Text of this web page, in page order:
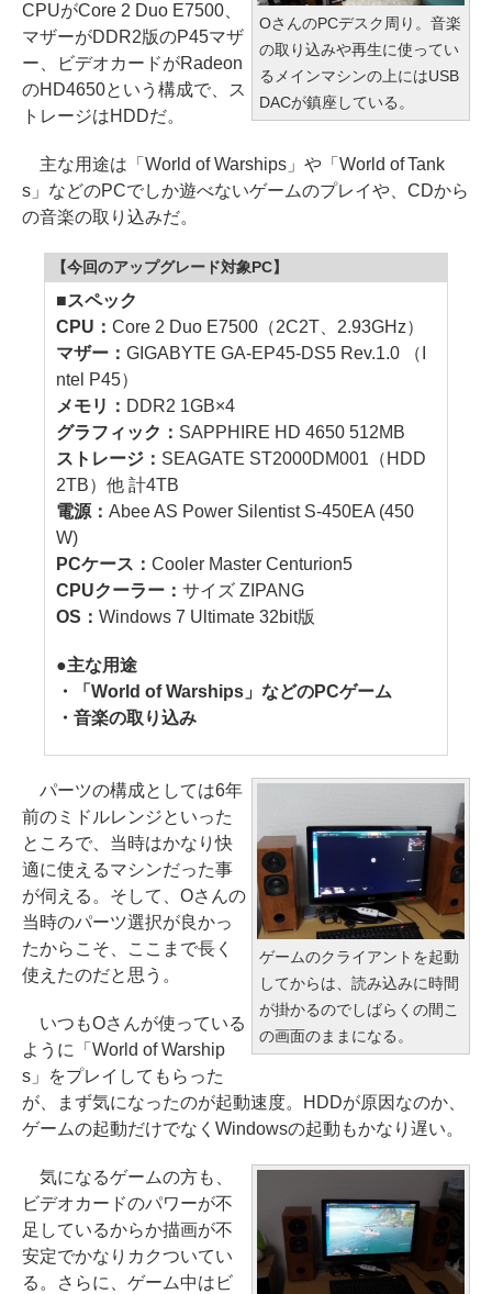
OさんのPCデスク周り。音楽
の取り込みや再生に使ってい
るメインマシンの上にはUSB
DACが鎮座している。
CPUがCore 2 Duo E7500、
マザーがDDR2版のP45マザ
ー、ビデオカードがRadeon
のHD4650という構成で、ス
トレージはHDDだ。
主な用途は「World of Warships」や「World of Tank
s」などのPCでしか遊べないゲームのプレイや、CDから
の音楽の取り込みだ。
【今回のアップグレード対象PC】
■スペック
CPU：Core 2 Duo E7500（2C2T、2.93GHz）
マザー：GIGABYTE GA-EP45-DS5 Rev.1.0 （I
ntel P45）
メモリ： DDR2 1GB×4
グラフィック： SAPPHIRE HD 4650 512MB
ストレージ： SEAGATE ST2000DM001（HDD
2TB）他 計4TB
電源：Abee AS Power Silentist S-450EA (450
W)
PCケース：Cooler Master Centurion5
CPUクーラー：サイズ ZIPANG
OS：Windows 7 Ultimate 32bit版
●主な用途
・「World of Warships」などのPCゲーム
・音楽の取り込み
ゲームのクライアントを起動
してからは、読み込みに時間
が掛かるのでしばらくの間こ
の画面のままになる。
パーツの構成としては6年
前のミドルレンジといった
ところで、当時はかなり快
適に使えるマシンだった事
が伺える。そして、Oさんの
当時のパーツ選択が良かっ
たからこそ、ここまで長く
使えたのだと思う。
いつもOさんが使っている
ように「World of Warship
s」をプレイしてもらった
が、まず気になったのが起動速度。HDDが原因なのか、
ゲームの起動だけでなくWindowsの起動もかなり遅い。
気になるゲームの方も、
ビデオカードのパワーが不
足しているからか描画が不
安定でかなりカクついてい
る。さらに、ゲーム中はビ